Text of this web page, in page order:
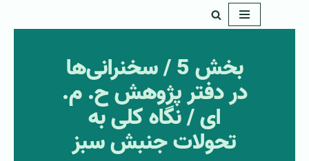
بخش 5 / سخنرانی‌ها
در دفتر پژوهش ح. م.
ای / نگاه کلی به
تحولات جنبش سبز